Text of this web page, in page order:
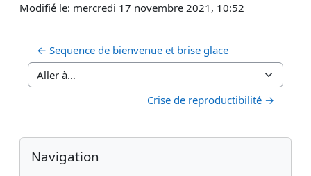
Modifié le: mercredi 17 novembre 2021, 10:52
← Sequence de bienvenue et brise glace
Aller à…
Crise de reproductibilité →
Blocs
Blocs supplémentaires
Passer Navigation
Navigation